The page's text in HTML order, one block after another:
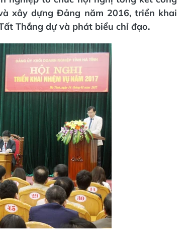
xây dựng Đảng năm 2016, triển khai
Thắng dự và phát biểu chỉ đạo.